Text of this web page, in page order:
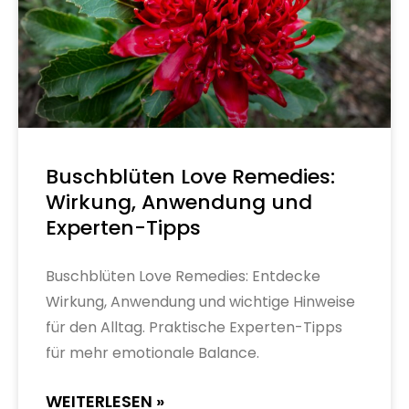
Buschblüten Love Remedies:
Wirkung, Anwendung und
Experten-Tipps
Buschblüten Love Remedies: Entdecke
Wirkung, Anwendung und wichtige Hinweise
für den Alltag. Praktische Experten-Tipps
für mehr emotionale Balance.
WEITERLESEN »